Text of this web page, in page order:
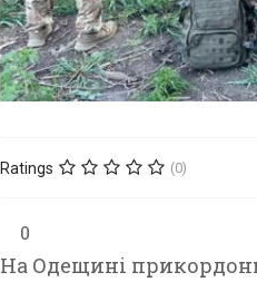
Ratings (0)
0
На Одещині